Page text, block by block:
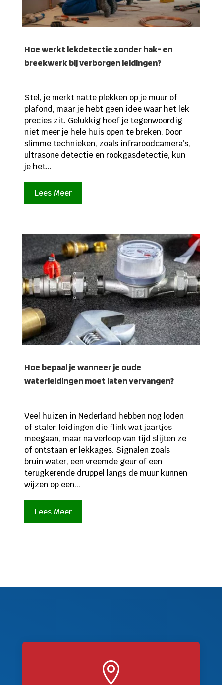
Hoe werkt lekdetectie zonder hak- en
breekwerk bij verborgen leidingen?
Stel, je merkt natte plekken op je muur of
plafond, maar je hebt geen idee waar het lek
precies zit. Gelukkig hoef je tegenwoordig
niet meer je hele huis open te breken. Door
slimme technieken, zoals infraroodcamera’s,
ultrasone detectie en rookgasdetectie, kun
je het...
Lees Meer
Hoe bepaal je wanneer je oude
waterleidingen moet laten vervangen?
Veel huizen in Nederland hebben nog loden
of stalen leidingen die flink wat jaartjes
meegaan, maar na verloop van tijd slijten ze
of ontstaan er lekkages. Signalen zoals
bruin water, een vreemde geur of een
terugkerende druppel langs de muur kunnen
wijzen op een...
Lees Meer
